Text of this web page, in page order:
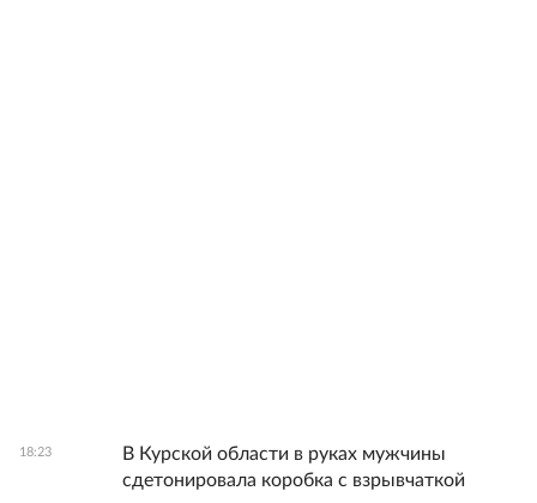
18:23
В Курской области в руках мужчины
сдетонировала коробка с взрывчаткой